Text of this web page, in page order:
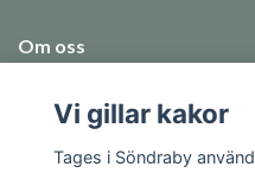
Om oss
Emballage
Vi gillar kakor
Tages i Söndraby